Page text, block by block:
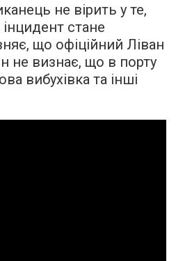
не вірить у те,
стане
що офіційний Ліван
не визнає, що в порту
вибухівка та інші